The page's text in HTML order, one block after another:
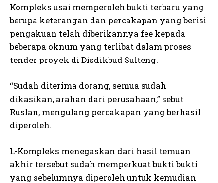
Kompleks usai memperoleh bukti terbaru yang
berupa keterangan dan percakapan yang berisi
pengakuan telah diberikannya fee kepada
beberapa oknum yang terlibat dalam proses
tender proyek di Disdikbud Sulteng.
“Sudah diterima dorang, semua sudah
dikasikan, arahan dari perusahaan,” sebut
Ruslan, mengulang percakapan yang berhasil
diperoleh.
L-Kompleks menegaskan dari hasil temuan
akhir tersebut sudah memperkuat bukti bukti
yang sebelumnya diperoleh untuk kemudian